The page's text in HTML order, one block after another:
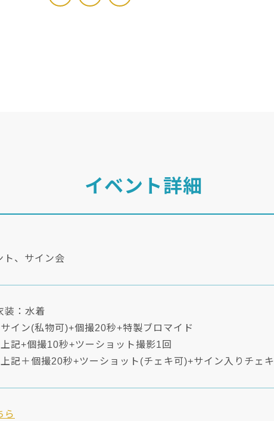
イベント詳細
ト、サイン会
装：水着
イン(私物可)+個撮20秒+特製ブロマイド
記+個撮10秒+ツーショット撮影1回
記＋個撮20秒+ツーショット(チェキ可)+サイン入りチェキ
ら